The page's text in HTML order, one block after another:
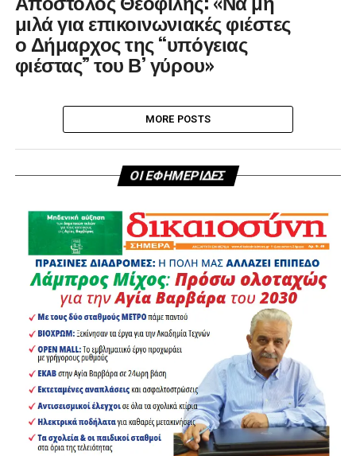
μιλά για επικοινωνιακές φιέστες
ο Δήμαρχος της “υπόγειας
φιέστας” του Β’ γύρου»
MORE POSTS
ΟΙ ΕΦΗΜΕΡΙΔΕΣ